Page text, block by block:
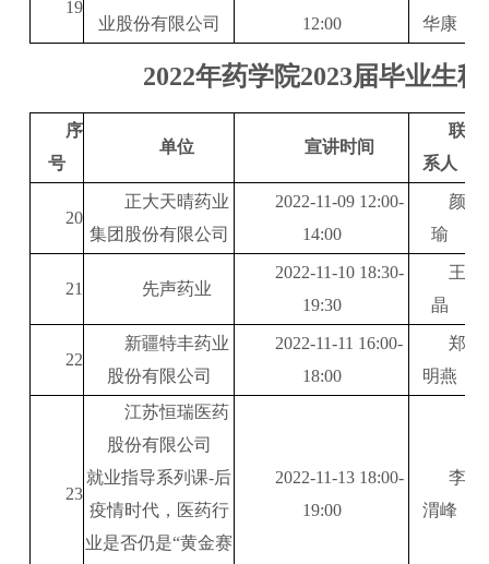
19
业股份有限公司
12:00
华康
2022年药学院2023届毕业生秋
序
号
单位 宣讲时间
联
系人
20
正大天晴药业
集团股份有限公司
2022-11-09 12:00-
14:00
颜
瑜
21 先声药业
2022-11-10 18:30-
19:30
王
晶
22
新疆特丰药业
股份有限公司
2022-11-11 16:00-
18:00
郑
明燕
23
江苏恒瑞医药
股份有限公司
就业指导系列课-后
疫情时代，医药行
业是否仍是“黄金赛
2022-11-13 18:00-
19:00
李
渭峰